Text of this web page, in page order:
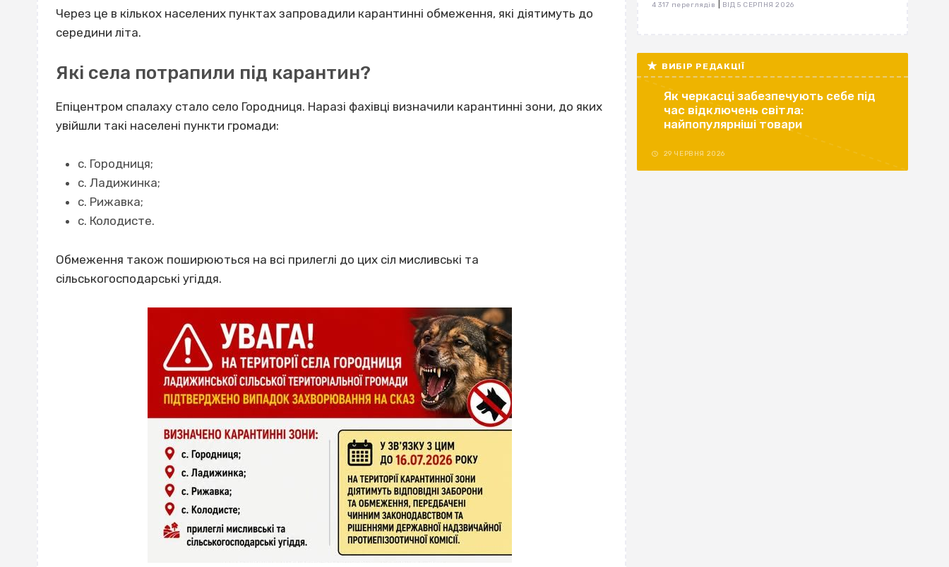
Через це в кількох населених пунктах запровадили карантинні обмеження, які діятимуть до
середини літа.
Які села потрапили під карантин?
Епіцентром спалаху стало село Городниця. Наразі фахівці визначили карантинні зони, до яких
увійшли такі населені пункти громади:
с. Городниця;
с. Ладижинка;
с. Рижавка;
с. Колодисте.
Обмеження також поширюються на всі прилеглі до цих сіл мисливські та
сільськогосподарські угіддя.
4 317 переглядів ВІД 5 СЕРПНЯ 2026
ВИБІР РЕДАКЦІЇ
Як черкасці забезпечують себе під
час відключень світла:
найпопулярніші товари
29 ЧЕРВНЯ 2026